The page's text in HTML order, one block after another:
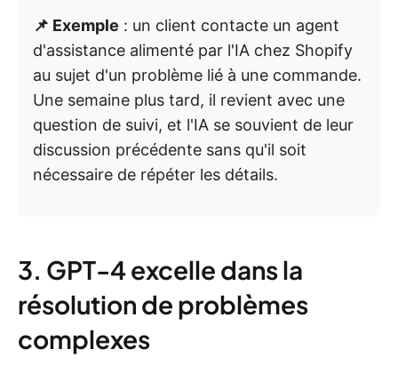
📌 Exemple : un client contacte un agent
d'assistance alimenté par l'IA chez Shopify
au sujet d'un problème lié à une commande.
Une semaine plus tard, il revient avec une
question de suivi, et l'IA se souvient de leur
discussion précédente sans qu'il soit
nécessaire de répéter les détails.
3. GPT-4 excelle dans la
résolution de problèmes
complexes